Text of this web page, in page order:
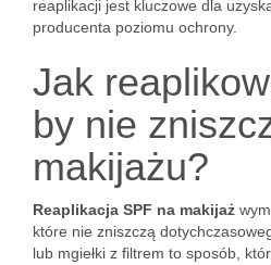
reaplikacji jest kluczowe dla
producenta poziomu ochrony.
Jak
by nie
makijażu?
Reaplikacja SPF na makijaż
które nie zniszczą
lub mgiełki z filtrem to sposób,